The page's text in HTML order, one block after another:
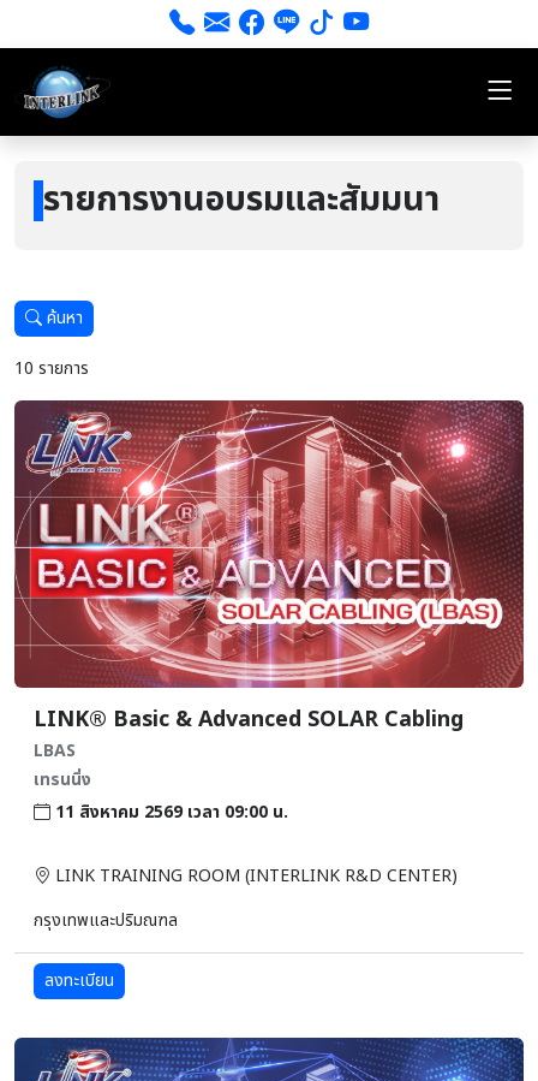
รายการงานอบรมและสัมมนา
ค้นหา
10 รายการ
LINK® Basic & Advanced SOLAR Cabling
LBAS
เทรนนิ่ง
11 สิงหาคม 2569 เวลา 09:00 น.
LINK TRAINING ROOM (INTERLINK R&D CENTER)
กรุงเทพและปริมณฑล
ลงทะเบียน